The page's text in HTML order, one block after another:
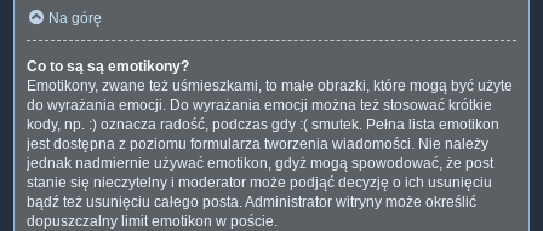
Na górę
Co to są są emotikony?
Emotikony, zwane też uśmieszkami, to małe obrazki, które mogą być użyte
do wyrażania emocji. Do wyrażania emocji można też stosować krótkie
kody, np. :) oznacza radość, podczas gdy :( smutek. Pełna lista emotikon
jest dostępna z poziomu formularza tworzenia wiadomości. Nie należy
jednak nadmiernie używać emotikon, gdyż mogą spowodować, że post
stanie się nieczytelny i moderator może podjąć decyzję o ich usunięciu
bądź też usunięciu całego posta. Administrator witryny może określić
dopuszczalny limit emotikon w poście.